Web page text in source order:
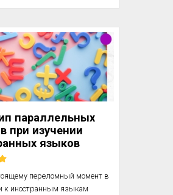
фильм про двух друзей
Анджелесе», а вот более
боевик Red Heat –
А вот просто Heat,
фильм про схватку
и бандита, которых играют
Аль Пачино и Роберт Де
российском прок...
параллельных
при изучении
языков
переломный момент в
к иностранным языкам